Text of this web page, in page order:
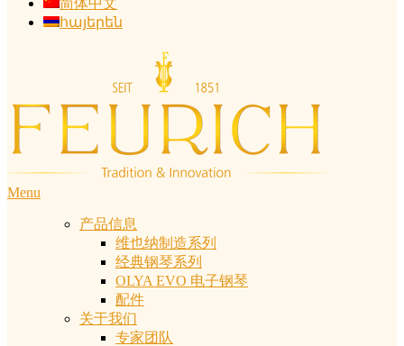
简体中文
հայերեն
Menu
产品信息
维也纳制造系列
经典钢琴系列
OLYA EVO 电子钢琴
配件
关于我们
专家团队